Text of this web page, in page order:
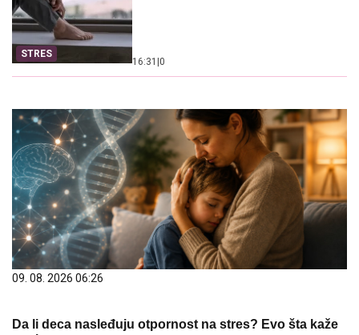
STRES
16:31 0
09. 08. 2026 06:26
Da li deca nasleđuju otpornost na stres? Evo šta kaže